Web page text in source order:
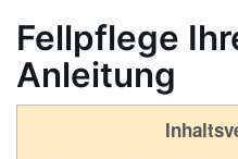
Fellpflege
Anleitung